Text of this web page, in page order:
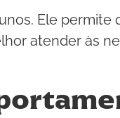
Ele permite
atender às